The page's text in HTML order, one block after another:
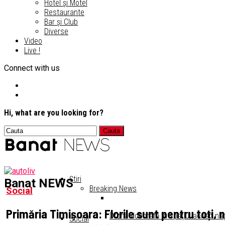
Hotel și Motel
Restaurante
Bar și Club
Diverse
Video
Live !
Connect with us
Hi, what are you looking for?
Banat NEWSȘtiri
Breaking News
Dronă doborâtă în spaţiul aerian
Social
Social
Primăria Timișoara: Florile sunt pentru toți,